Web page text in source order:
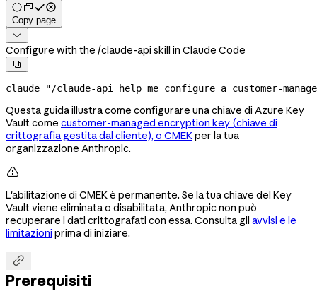
Copy page

Configure with the /claude-api skill in Claude Code

claude "/claude-api help me configure a customer-
Questa guida illustra come configurare una chiave di Azure Key
Vault come customer-managed encryption key (chiave di
crittografia gestita dal cliente), o CMEKper la tua
organizzazione Anthropic.

L'abilitazione di CMEK è permanente. Se la tua chiave del Key
Vault viene eliminata o disabilitata, Anthropic non può
recuperare i dati crittografati con essa. Consulta gli avvisi e le
limitazioni prima di iniziare.

Prerequisiti